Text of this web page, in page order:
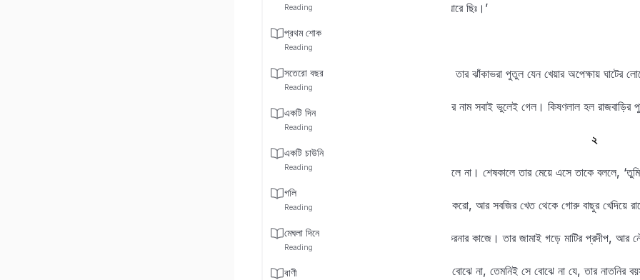
Reading
প্রথম শোক
Reading
সতেরো বছর
Reading
একটি দিন
Reading
একটি চাউনি
Reading
গলি
Reading
মেঘলা দিনে
Reading
বাণী
সাবেক কালের অনুচরেরা বলে, ‘আরে ছিঃ।’
বুড়োর দোকানে এবার ভিড় নেই। তার ঝাঁকাভরা পুতুল যেন খেয়ার অপেক্ষায় ঘাটের
এক বছর যায়, দু বছর যায়, বুড়োর নাম সবাই ভুলেই গেল। কিষণলাল হল রাজবাড়ির
২
বুড়োর মন ভাঙল, বুড়োর দিনও চলে না। শেষকালে তার মেয়ে এসে তাকে বললে,
জামাই বললে, ‘খাও দাও, আরাম করো, আর সবজির খেত থেকে গোরু বাছুর খেদিয়ে
বুড়োর মেয়ে থাকে অষ্টপ্রহর ঘরকরনার কাজে। তার জামাই গড়ে মাটির প্রদীপ, আর
নতুন কাল এসেছে সে কথা বুড়ো বোঝে না, তেমনিই সে বোঝে না যে, তার নাতনির